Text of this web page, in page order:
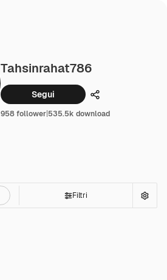
Tahsinrahat786
Segui Condividi
958 follower|535.5k download
Filtri